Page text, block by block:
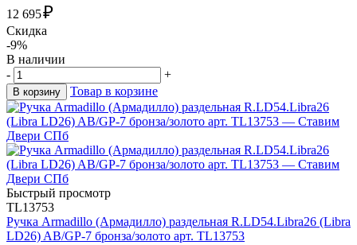
12 695₽
Скидка
-9%
В наличии
-
+
В корзину Товар в корзине
Быстрый просмотр
TL13753
Ручка Armadillo (Армадилло) раздельная R.LD54.Libra26 (Libra
LD26) AB/GP-7 бронза/золото арт. TL13753